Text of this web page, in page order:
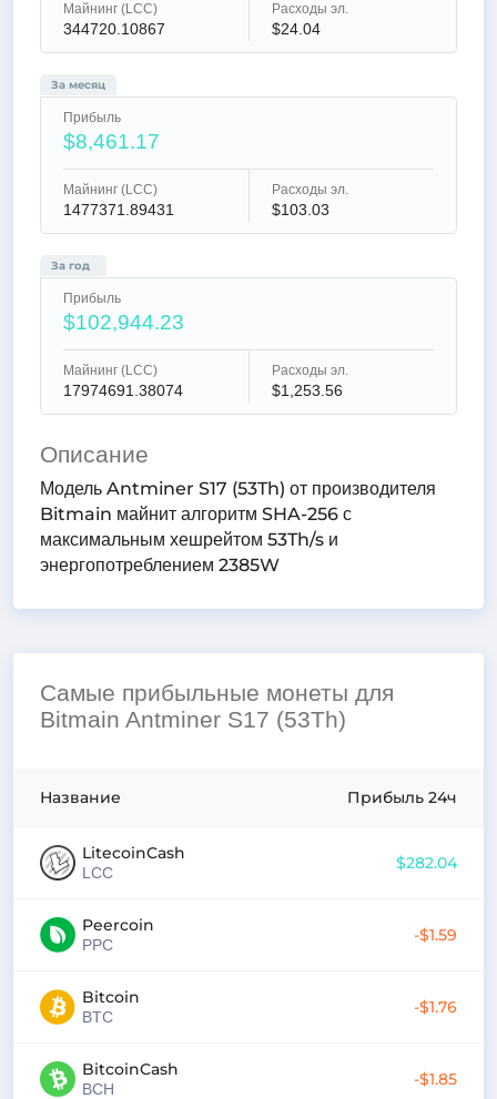
Майнинг (LCC)
344720.10867
Расходы эл.
$24.04
За месяц
Прибыль
$8,461.17
Майнинг (LCC)
1477371.89431
Расходы эл.
$103.03
За год
Прибыль
$102,944.23
Майнинг (LCC)
17974691.38074
Расходы эл.
$1,253.56
Описание
Модель Antminer S17 (53Th) от производителя
Bitmain майнит алгоритм SHA-256 с
максимальным хешрейтом 53Th/s и
энергопотреблением 2385W
Самые прибыльные монеты для
Bitmain Antminer S17 (53Th)
Название Прибыль 24ч
LitecoinCash
LCC $282.04
Peercoin
PPC -$1.59
Bitcoin
BTC -$1.76
BitcoinCash
BCH -$1.85